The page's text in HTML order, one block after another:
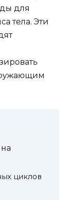
для
тела. Эти
циклов